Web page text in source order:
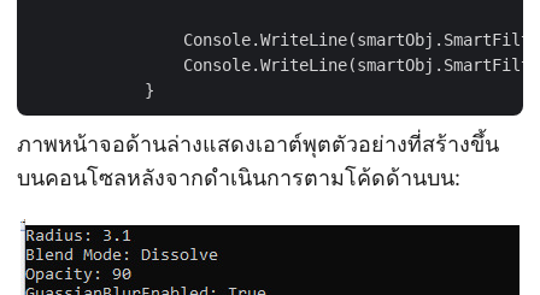
ภาพหน้าจอด้านล่างแสดงเอาต์พุตตัวอย่างที่สร้างขึ้น
บนคอนโซลหลังจากดำเนินการตามโค้ดด้านบน: